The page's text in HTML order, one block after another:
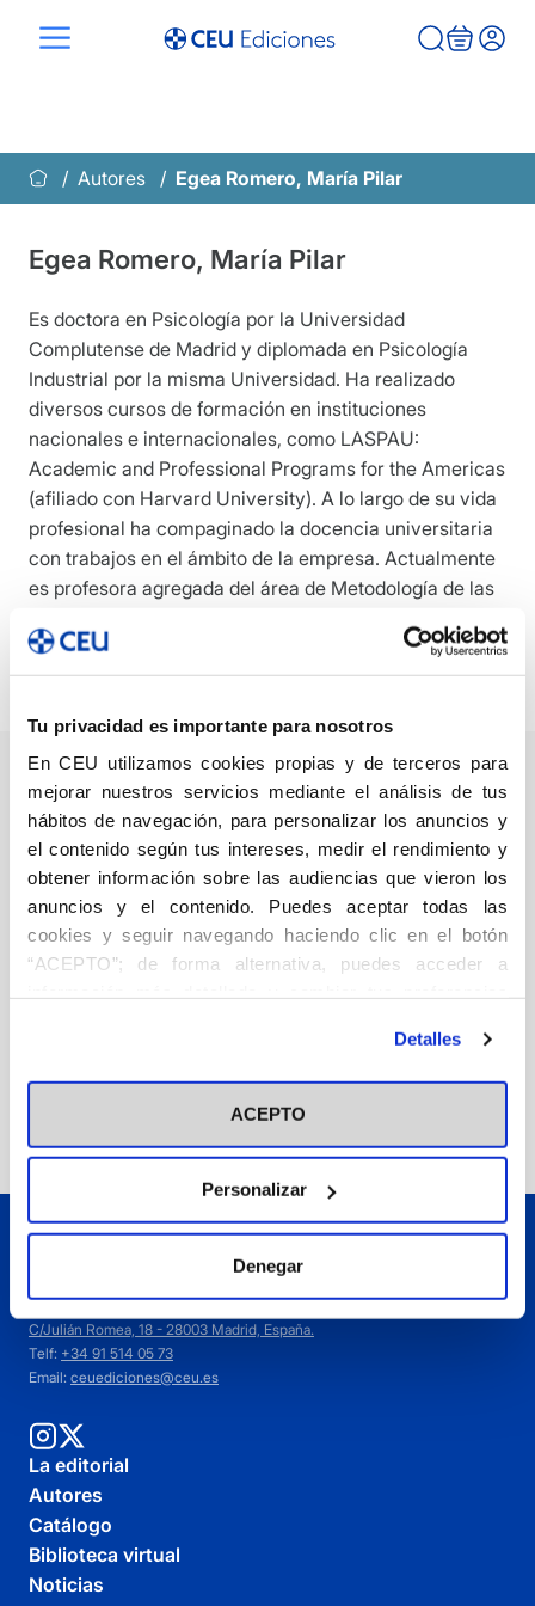
Tu privacidad es importante para nosotros
En CEU utilizamos cookies propias y de terceros para
mejorar nuestros servicios mediante el análisis de tus
hábitos de navegación, para personalizar los anuncios y
el contenido según tus intereses, medir el rendimiento y
obtener información sobre las audiencias que vieron los
anuncios y el contenido. Puedes aceptar todas las
cookies y seguir navegando haciendo clic en el botón
“ACEPTO”; de forma alternativa, puedes acceder a
en el botón "Personalizar". Para más información puedes
visitar nuestra Política de Cookies
Detalles
ACEPTO
Personalizar
Denegar
Autores Egea Romero, María Pilar
Egea Romero, María Pilar
Es doctora en Psicología por la Universidad
Complutense de Madrid y diplomada en Psicología
Industrial por la misma Universidad. Ha realizado
diversos cursos de formación en instituciones
nacionales e internacionales, como LASPAU:
Academic and Professional Programs for the Americas
(afiliado con Harvard University). A lo largo de su vida
profesional ha compaginado la docencia universitaria
con trabajos en el ámbito de la empresa. Actualmente
es profesora agregada del área de Metodología de las
San Pablo. Ha publicado diversos capítulos de libros,
así como artículos en revistas especializadas.
Fundamentos de
investigación en
psicología
Añadir
C/Julián Romea, 18 - 28003 Madrid, España.
Telf: +34 91 514 05 73
Email: ceuediciones@ceu.es
La editorial
Autores
Catálogo
Biblioteca virtual
Noticias